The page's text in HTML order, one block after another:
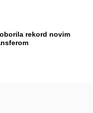
rekord novim